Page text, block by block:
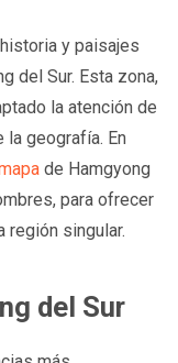
y paisajes
del Sur. Esta zona,
la atención de
geografía. En
de Hamgyong
para ofrecer
región singular.
del Sur